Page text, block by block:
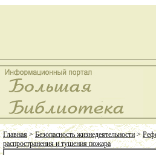
Главная>Безопасность жизнедеятельности>
распространения и тушения пожара